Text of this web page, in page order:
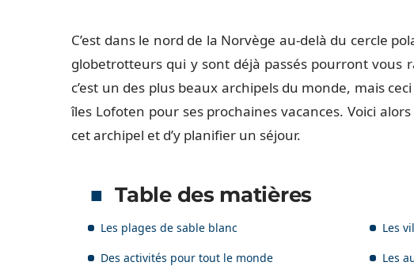
C’est dans le nord de la Norvège au-delà du cercle
globetrotteurs qui y sont déjà passés pourront vous
c’est un des plus beaux archipels du monde, mais
îles Lofoten pour ses prochaines vacances. Voici
cet archipel et d’y planifier un séjour.
Table des matières
Les plages de sable blanc
Les
Des activités pour tout le monde
Les